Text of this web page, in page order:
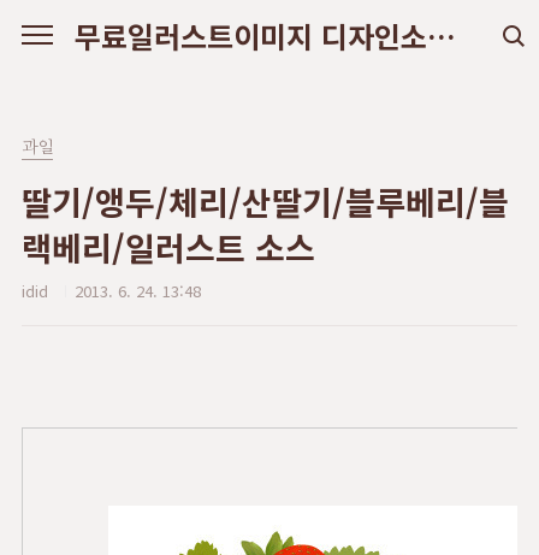
무료일러스트이미지 디자인소스 다운로드
과일
딸기/앵두/체리/산딸기/블루베리/블
랙베리/일러스트 소스
idid 2013. 6. 24. 13:48